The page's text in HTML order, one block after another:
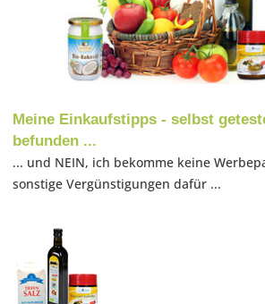
Meine Einkaufstipps - selbst
befunden ...
... und NEIN, ich bekomme keine
sonstige Vergünstigungen dafür ...